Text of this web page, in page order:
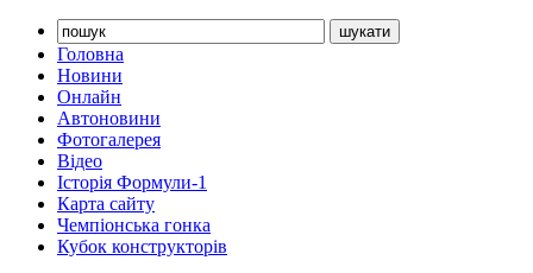
Головна
Новини
Онлайн
Автоновини
Фотогалерея
Відео
Історія Формули-1
Карта сайту
Чемпіонська гонка
Кубок конструкторів